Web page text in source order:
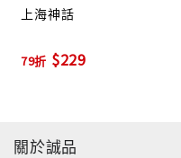
上海神話
79折 $229
關於誠品